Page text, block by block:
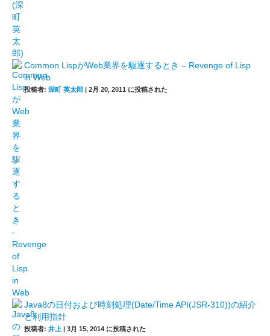
Common LispがWeb業界を駆逐するとき – Revenge of Lisp
in Web
投稿者: 深町 英太郎 | 2月 20, 2011 に投稿された
Java8の日付および時刻処理(Date/Time API(JSR-310))の紹介
と利用指針
投稿者: 井上 | 3月 15, 2014 に投稿された